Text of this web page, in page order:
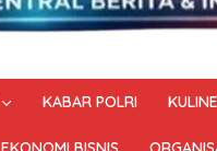
KABAR POLRI